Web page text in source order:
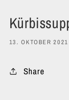
13. OKTOBER 2021
Share